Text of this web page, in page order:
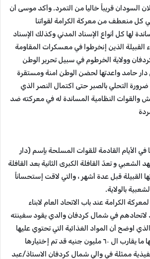
السودان قريباً خاليا من التمرد. وأكد موسى أن
كل منعطف من معركة الكرامة لقواتنا
لها كل أنواع الإسناد المدني وكذلك الإسناد
القبيلة الذين إنخرطوا في معسكرات المقاومة
وولاية الخرطوم في سبيل تحرير الوطن
حامد واعدتها لحضن الوطن امنة ومستقرة
التحلي بالصبر حتى اكتمال النصر الذي
والقوات النظامية المساندة له في معركته ضد
في الأيام القادمة للقوات المسلحة بإسم (دار
الشعبي و تعدّ القافلة الكبرى الثانية بعد القافلة
القبيلة قبل عدة أشهر ، والتي لاقت إستحساناً
بالولاية.
الكرامة عند باب الاتحاد العام لابناء
لاتحادهم في شمال كردفان والدي يقود سفينته
اوضح أن المواد الغذائية التي تحتوي عليها
القافلة والتي تبلغ قيمتها ما يقارب ال ٦٠ مليون جنيه قد تم إختيارها
ممثلة في والي شمال كردفان الاستاذ/عبد